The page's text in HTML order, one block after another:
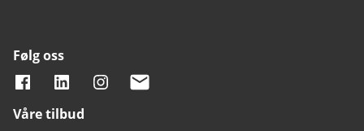
Følg oss
Våre tilbud